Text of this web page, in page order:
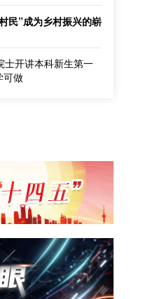
民”成为乡村振兴的崭
士开讲本科新生第一
可做